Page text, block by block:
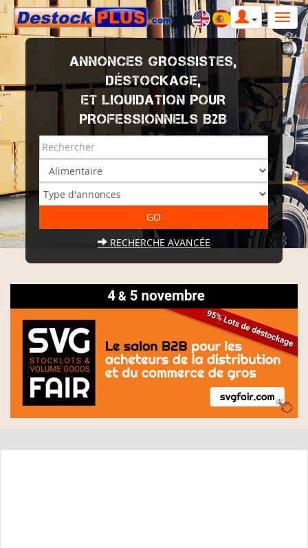
ANNONCES GROSSISTES,
DÉSTOCKAGE,
ET LIQUIDATION POUR
PROFESSIONNELS B2B
RECHERCHE AVANCÉE